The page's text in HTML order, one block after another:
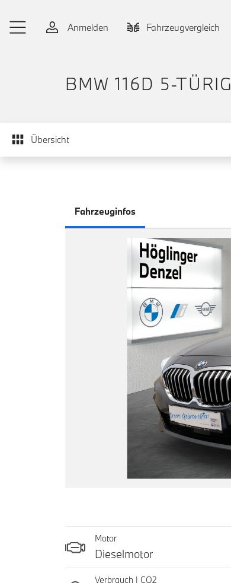
Anmelden
Fahrzeugvergleich
BMW 116D 5-TÜRIG
Übersicht
Fahrzeuginfos
Motor
Dieselmotor
Verbrauch | CO2